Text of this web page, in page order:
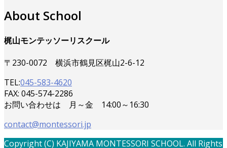
About School
梶山モンテッソーリスクール
〒230-0072 横浜市鶴見区梶山2-6-12
TEL:045-583-4620
FAX: 045-574-2286
お問い合わせは 月～金 14:00～16:30
contact@montessori.jp
Copyright (C) KAJIYAMA MONTESSORI SCHOOL. All Rights